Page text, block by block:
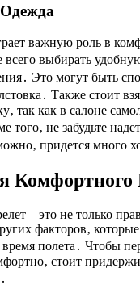
важную роль в
выбирать
Это могут быть
Также стоит
так как в салоне
того‚ не забудьте
придется много
Комфортного
– это не только
факторов‚
полета․ Чтобы
стоит